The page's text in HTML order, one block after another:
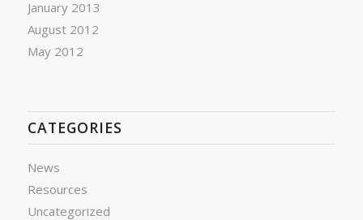
January 2013
August 2012
May 2012
CATEGORIES
News
Resources
Uncategorized